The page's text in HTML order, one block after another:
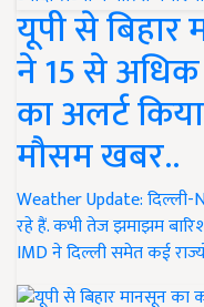
यूपी से
ने 15 से अधिक
का अलर्ट
मौसम खबर..
Weather Update:
रहे हैं. कभी तेज झमाझम
IMD ने दिल्ली समेत कई